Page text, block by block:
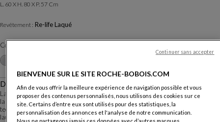
L. 60 X H. 80 X P. 57 Cm
Revêtement : Re-life Laqué
Coloris :
Autres coloris
Description
La chaise Ava synthétise l'inspiration d'un dragon mythique ré-incarné sous
la forme d'un fauteuil de la dynastie Ming, et la perfection d'un objet de haute
technologie. Elle a été imaginée par Song Wen Zhong, jeune designer chinois
lauréat du Roche ...
BIENVENUE SUR LE SITE ROCHE-BOBOIS.COM
Afin de vous offrir la meilleure expérience de navigation possible et vous
proposer des contenus personnalisés, nous utilisons des cookies sur ce
site. Certains d’entre eux sont utilisés pour des statistiques, la
personnalisation des annonces et l'analyse de notre communication.
Nous ne partageons jamais ces données avec d’autres marques.
Continuer sans accepter